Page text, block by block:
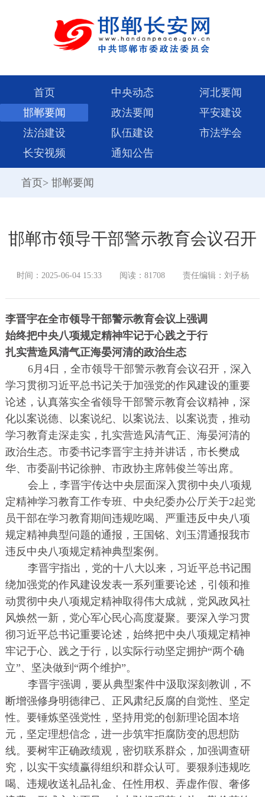
首页 中央动态
河北要闻
邯郸要闻
政法要闻
平安建设
法治建设
队伍建设
市法学会
长安视频
通知公告
首页> 邯郸要闻
邯郸市领导干部警示教育会议召开
时间：2025-06-04 15:33 阅读：81708 责任编辑：刘子杨
李晋宇在全市领导干部警示教育会议上强调
始终把中央八项规定精神牢记于心践之于行
扎实营造风清气正海晏河清的政治生态
6月4日，全市领导干部警示教育会议召开，深入
学习贯彻习近平总书记关于加强党的作风建设的重要
论述，认真落实全省领导干部警示教育会议精神，深
化以案说德、以案说纪、以案说法、以案说责，推动
学习教育走深走实，扎实营造风清气正、海晏河清的
政治生态。市委书记李晋宇主持并讲话，市长樊成
华、市委副书记徐翀、市政协主席韩俊兰等出席。
会上，李晋宇传达中央层面深入贯彻中央八项规
定精神学习教育工作专班、中央纪委办公厅关于2起党
员干部在学习教育期间违规吃喝、严重违反中央八项
规定精神典型问题的通报，王国铭、刘玉渭通报我市
违反中央八项规定精神典型案例。
李晋宇指出，党的十八大以来，习近平总书记围
绕加强党的作风建设发表一系列重要论述，引领和推
动贯彻中央八项规定精神取得伟大成就，党风政风社
风焕然一新，党心军心民心高度凝聚。要深入学习贯
彻习近平总书记重要论述，始终把中央八项规定精神
牢记于心、践之于行，以实际行动坚定拥护“两个确
立”、坚决做到“两个维护”。
李晋宇强调，要从典型案件中汲取深刻教训，不
断增强修身明德律己、正风肃纪反腐的自觉性、坚定
性。要锤炼坚强党性，坚持用党的创新理论固本培
元，坚定理想信念，进一步筑牢拒腐防变的思想防
线。要树牢正确政绩观，密切联系群众，加强调查研
究，以实干实绩赢得组织和群众认可。要狠刹违规吃
喝、违规收送礼品礼金、任性用权、弄虚作假、奢侈